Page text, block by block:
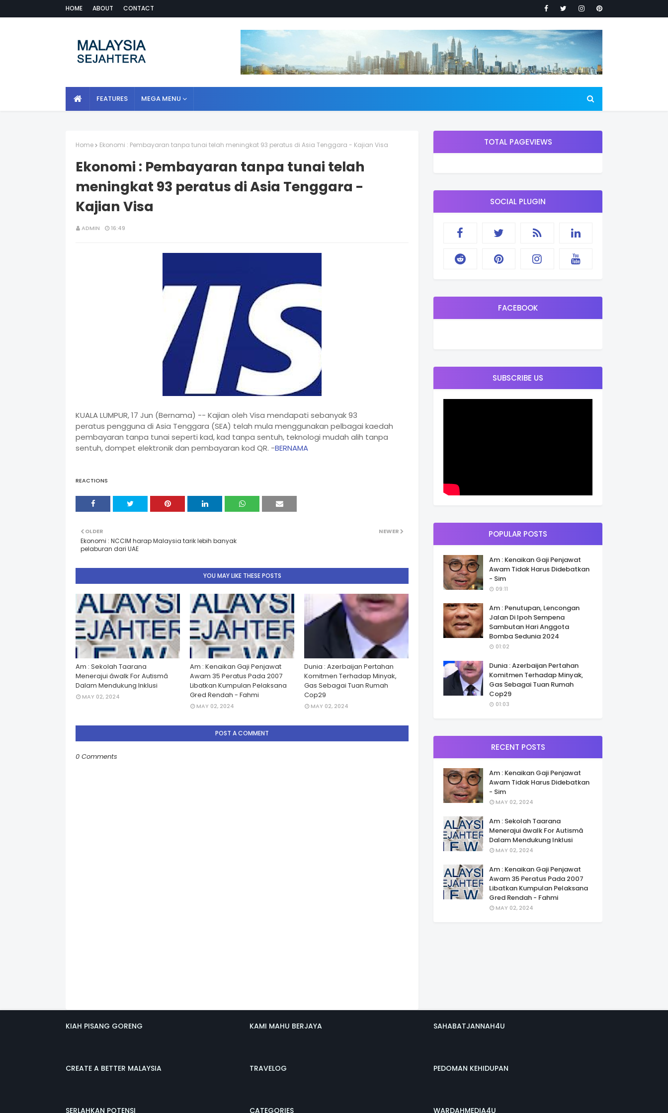
HOME ABOUT CONTACT
FEATURES MEGA MENU
Home Ekonomi : Pembayaran tanpa tunai telah meningkat 93 peratus di Asia Tenggara - Kajian Visa
Ekonomi : Pembayaran tanpa tunai telah
meningkat 93 peratus di Asia Tenggara -
Kajian Visa
ADMIN 16:49
KUALA LUMPUR, 17 Jun (Bernama) -- Kajian oleh Visa mendapati sebanyak 93
peratus pengguna di Asia Tenggara (SEA) telah mula menggunakan pelbagai kaedah
pembayaran tanpa tunai seperti kad, kad tanpa sentuh, teknologi mudah alih tanpa
sentuh, dompet elektronik dan pembayaran kod QR. -BERNAMA
REACTIONS
NEWER
OLDER
Ekonomi : NCCIM harap Malaysia tarik lebih banyak
pelaburan dari UAE
YOU MAY LIKE THESE POSTS
Am : Sekolah Taarana
Menerajui âwalk For Autismâ
Dalam Mendukung Inklusi
MAY 02, 2024
Am : Kenaikan Gaji Penjawat
Awam 35 Peratus Pada 2007
Libatkan Kumpulan Pelaksana
Gred Rendah - Fahmi
MAY 02, 2024
Dunia : Azerbaijan Pertahan
Komitmen Terhadap Minyak,
Gas Sebagai Tuan Rumah
Cop29
MAY 02, 2024
POST A COMMENT
0 Comments
TOTAL PAGEVIEWS
SOCIAL PLUGIN
FACEBOOK
SUBSCRIBE US
POPULAR POSTS
Am : Kenaikan Gaji Penjawat
Awam Tidak Harus Didebatkan
- Sim
09:11
Am : Penutupan, Lencongan
Jalan Di Ipoh Sempena
Sambutan Hari Anggota
Bomba Sedunia 2024
01:02
Dunia : Azerbaijan Pertahan
Komitmen Terhadap Minyak,
Gas Sebagai Tuan Rumah
Cop29
01:03
RECENT POSTS
Am : Kenaikan Gaji Penjawat
Awam Tidak Harus Didebatkan
- Sim
MAY 02, 2024
Am : Sekolah Taarana
Menerajui âwalk For Autismâ
Dalam Mendukung Inklusi
MAY 02, 2024
Am : Kenaikan Gaji Penjawat
Awam 35 Peratus Pada 2007
Libatkan Kumpulan Pelaksana
Gred Rendah - Fahmi
MAY 02, 2024
KIAH PISANG GORENG
CREATE A BETTER MALAYSIA
SERLAHKAN POTENSI
KAMI MAHU BERJAYA
TRAVELOG
CATEGORIES
SAHABATJANNAH4U
PEDOMAN KEHIDUPAN
WARDAHMEDIA4U